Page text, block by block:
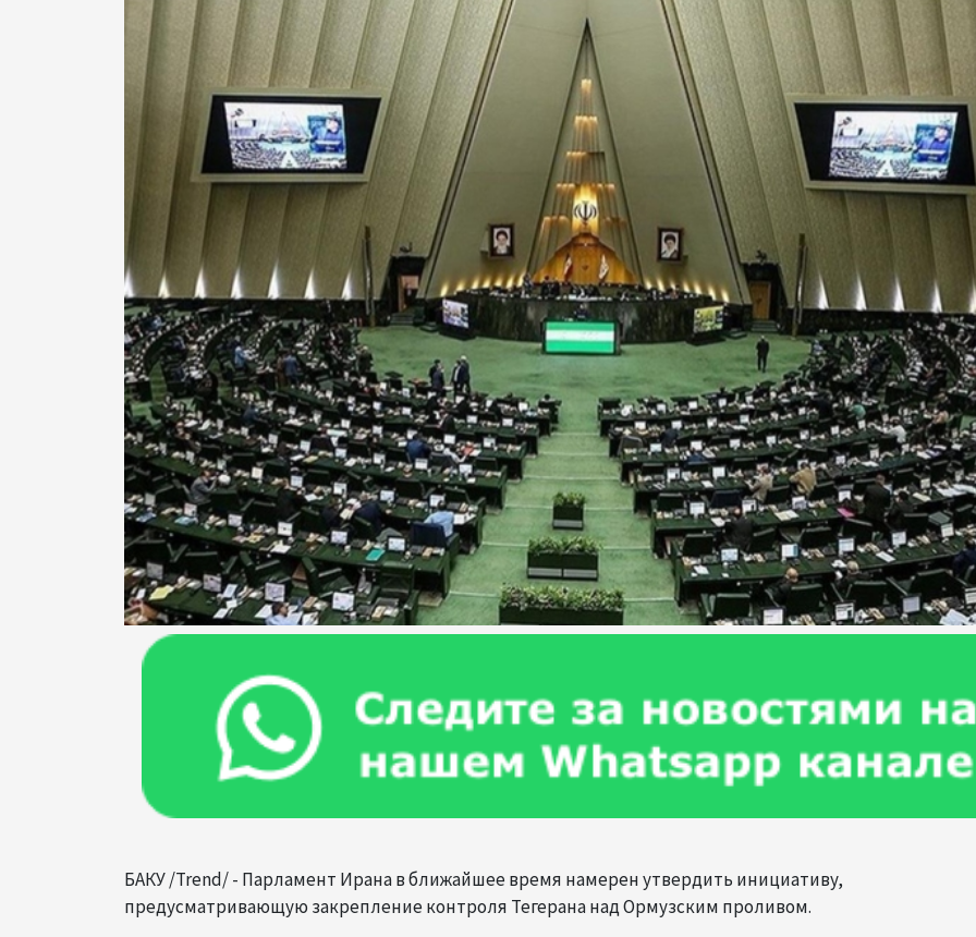
БАКУ /Trend/ - Парламент Ирана в ближайшее время намерен утвердить инициативу,
предусматривающую закрепление контроля Тегерана над Ормузским проливом.